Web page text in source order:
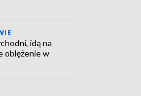
idą na
oblężenie w